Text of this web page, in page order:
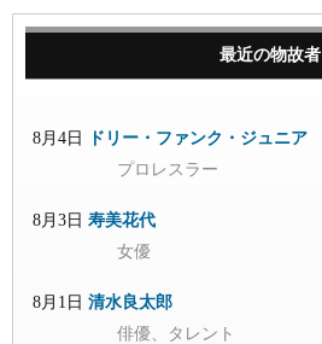
最近の物故者
8月4日
ドリー・ファンク・ジュニア
プロレスラー
8月3日 寿美花代
女優
8月1日 清水良太郎
俳優、タレント